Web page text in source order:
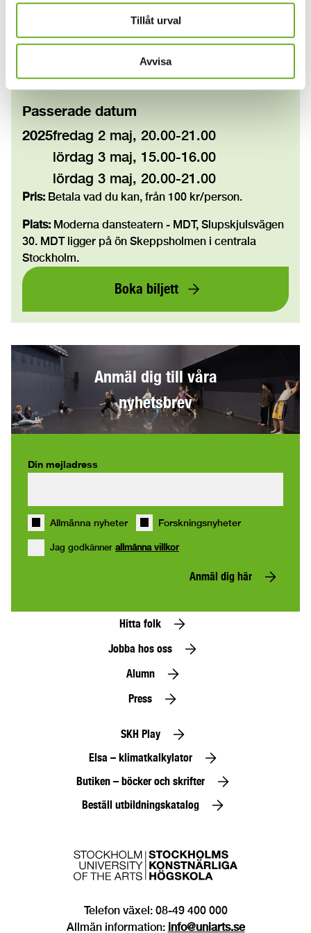
Tillåt urval
Avvisa
Information
Passerade datum
2025fredag 2 maj, 20.00-21.00
lördag 3 maj, 15.00-16.00
lördag 3 maj, 20.00-21.00
Pris: Betala vad du kan, från 100 kr/person.
Plats: Moderna dansteatern - MDT, Slupskjulsvägen
30. MDT ligger på ön Skeppsholmen i centrala
Stockholm.
Boka biljett
Anmäl dig till våra
nyhetsbrev
Din mejladress
Allmänna nyheter Forskningsnyheter
Jag godkänner allmänna villkor
Anmäl dig här
Hitta folk
Jobba hos oss
Alumn
Press
SKH Play
Elsa – klimatkalkylator
Butiken – böcker och skrifter
Beställ utbildningskatalog
Telefon växel: 08-49 400 000
Allmän information: info@uniarts.se